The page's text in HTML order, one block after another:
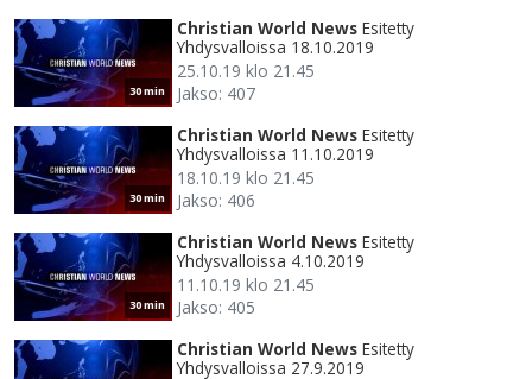
30 min
Christian World News Esitetty
Yhdysvalloissa 18.10.2019
25.10.19 klo 21.45
Jakso: 407
30 min
Christian World News Esitetty
Yhdysvalloissa 11.10.2019
18.10.19 klo 21.45
Jakso: 406
30 min
Christian World News Esitetty
Yhdysvalloissa 4.10.2019
11.10.19 klo 21.45
Jakso: 405
Christian World News Esitetty
Yhdysvalloissa 27.9.2019